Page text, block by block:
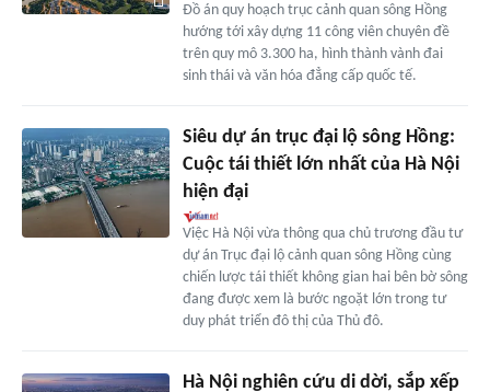
Đồ án quy hoạch trục cảnh quan sông Hồng
hướng tới xây dựng 11 công viên chuyên đề
trên quy mô 3.300 ha, hình thành vành đai
sinh thái và văn hóa đẳng cấp quốc tế.
Siêu dự án trục đại lộ sông Hồng:
Cuộc tái thiết lớn nhất của Hà Nội
hiện đại
Việc Hà Nội vừa thông qua chủ trương đầu tư
dự án Trục đại lộ cảnh quan sông Hồng cùng
chiến lược tái thiết không gian hai bên bờ sông
đang được xem là bước ngoặt lớn trong tư
duy phát triển đô thị của Thủ đô.
Hà Nội nghiên cứu di dời, sắp xếp